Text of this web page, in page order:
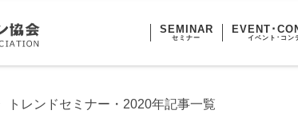
SEMINAR
セミナー
EVENT･
イベント･コン
トレンドセミナー・2020年記事一覧